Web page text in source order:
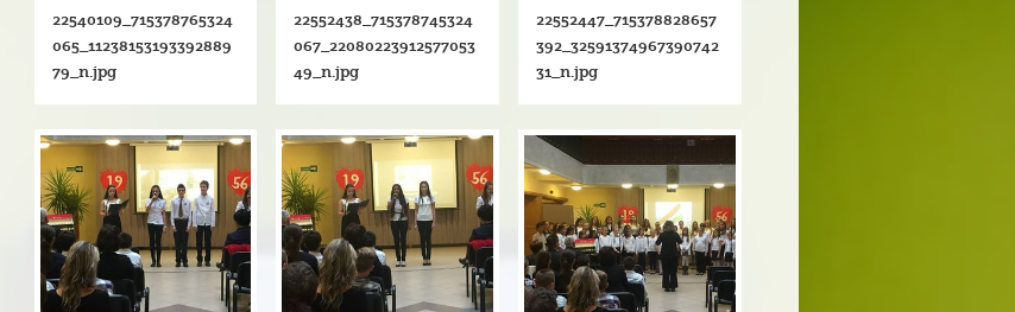
22540109_715378765324
065_11238153193392889
79_n.jpg
22552438_715378745324
067_22080223912577053
49_n.jpg
22552447_715378828657
392_32591374967390742
31_n.jpg